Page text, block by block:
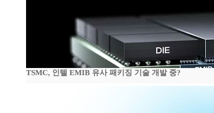
TSMC, 인텔 EMIB 유사 패키징 기술 개발 중?